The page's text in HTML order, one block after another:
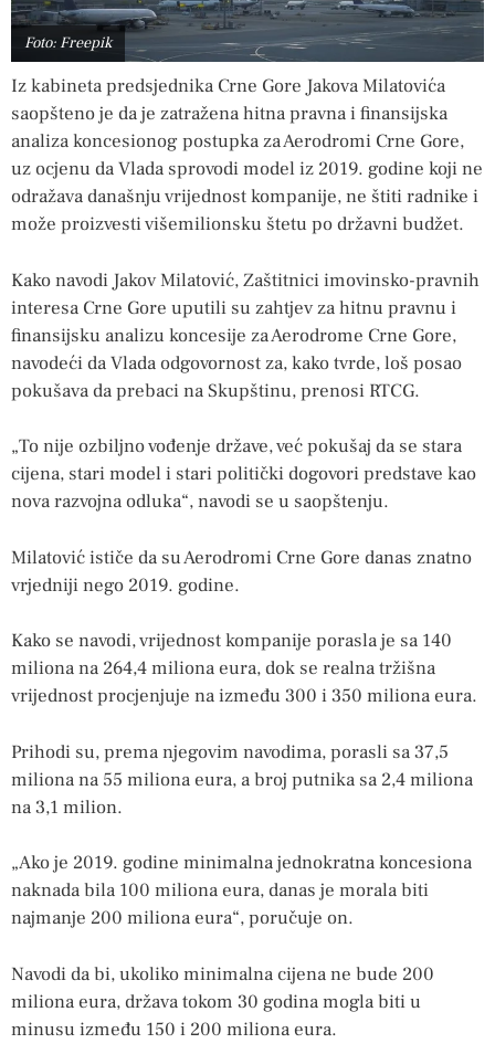
Foto: Freepik
Iz kabineta predsjednika Crne Gore Jakova Milatovića
saopšteno je da je zatražena hitna pravna i finansijska
analiza koncesionog postupka za Aerodromi Crne Gore,
uz ocjenu da Vlada sprovodi model iz 2019. godine koji ne
odražava današnju vrijednost kompanije, ne štiti radnike i
može proizvesti višemilionsku štetu po državni budžet.
Kako navodi Jakov Milatović, Zaštitnici imovinsko-pravnih
interesa Crne Gore uputili su zahtjev za hitnu pravnu i
finansijsku analizu koncesije za Aerodrome Crne Gore,
navodeći da Vlada odgovornost za, kako tvrde, loš posao
pokušava da prebaci na Skupštinu, prenosi RTCG.
„To nije ozbiljno vođenje države, već pokušaj da se stara
cijena, stari model i stari politički dogovori predstave kao
nova razvojna odluka“, navodi se u saopštenju.
Milatović ističe da su Aerodromi Crne Gore danas znatno
vrjedniji nego 2019. godine.
Kako se navodi, vrijednost kompanije porasla je sa 140
miliona na 264,4 miliona eura, dok se realna tržišna
vrijednost procjenjuje na između 300 i 350 miliona eura.
Prihodi su, prema njegovim navodima, porasli sa 37,5
miliona na 55 miliona eura, a broj putnika sa 2,4 miliona
na 3,1 milion.
„Ako je 2019. godine minimalna jednokratna koncesiona
naknada bila 100 miliona eura, danas je morala biti
najmanje 200 miliona eura“, poručuje on.
Navodi da bi, ukoliko minimalna cijena ne bude 200
miliona eura, država tokom 30 godina mogla biti u
minusu između 150 i 200 miliona eura.